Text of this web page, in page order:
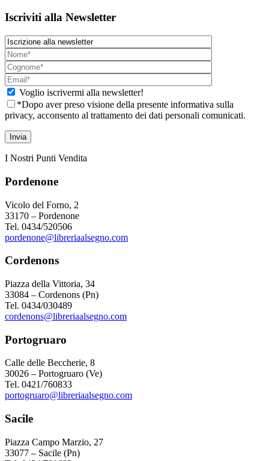
Iscriviti alla Newsletter
Voglio iscrivermi alla newsletter!
*Dopo aver preso visione della presente informativa sulla
privacy, acconsento al trattamento dei dati personali comunicati.
I Nostri Punti Vendita
Pordenone
Vicolo del Forno, 2
33170 – Pordenone
Tel. 0434/520506
pordenone@libreriaalsegno.com
Cordenons
Piazza della Vittoria, 34
33084 – Cordenons (Pn)
Tel. 0434/030489
cordenons@libreriaalsegno.com
Portogruaro
Calle delle Beccherie, 8
30026 – Portogruaro (Ve)
Tel. 0421/760833
portogruaro@libreriaalsegno.com
Sacile
Piazza Campo Marzio, 27
33077 – Sacile (Pn)